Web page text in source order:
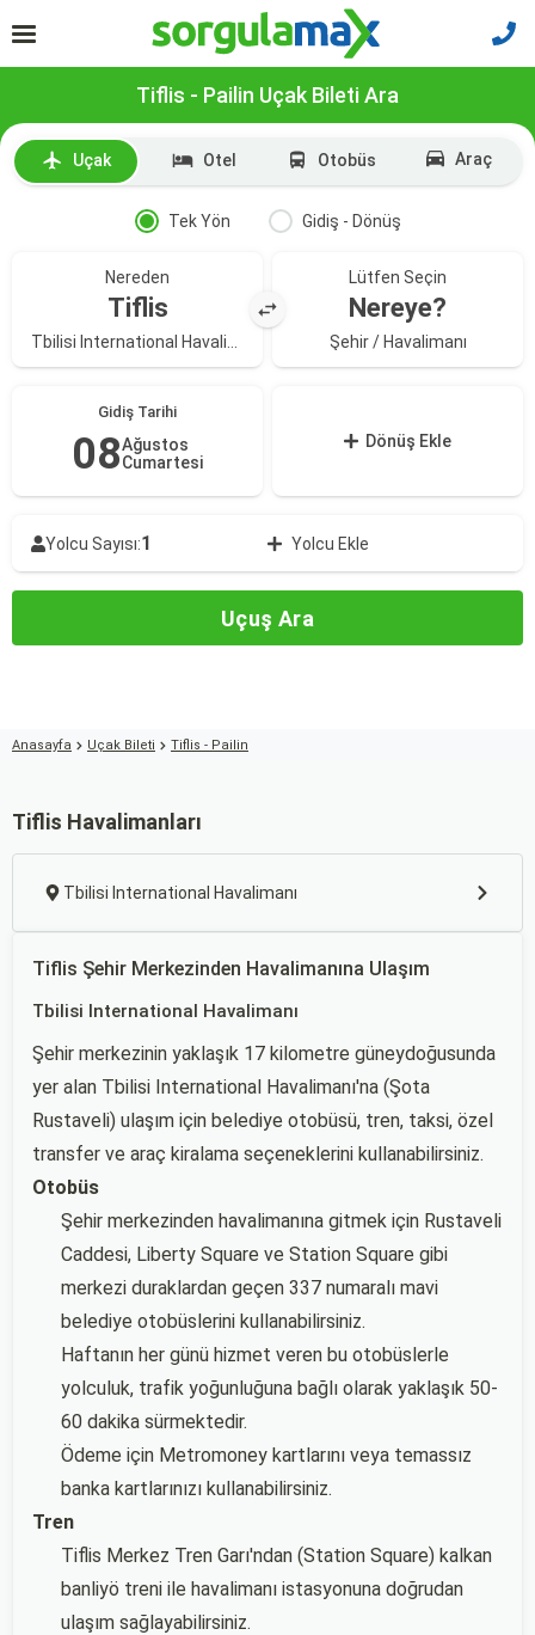
Tiflis - Pailin Uçak Bileti Ara
Uçak Otel Otobüs Araç
Tek Yön Gidiş - Dönüş
Nereden
Tiflis
Lütfen Seçin
Nereye?
Şehir / Havalimanı
Gidiş Tarihi
08Ağustos
Cumartesi
Dönüş Ekle
Yolcu Sayısı:1 Yolcu Ekle
Uçuş Ara
Anasayfa Uçak Bileti Tiflis - Pailin
Tiflis Havalimanları
Tbilisi International Havalimanı
Tiflis Şehir Merkezinden Havalimanına Ulaşım
Tbilisi International Havalimanı
Şehir merkezinin yaklaşık 17 kilometre güneydoğusunda
yer alan Tbilisi International Havalimanı'na (Şota
Rustaveli) ulaşım için belediye otobüsü, tren, taksi, özel
transfer ve araç kiralama seçeneklerini kullanabilirsiniz.
Otobüs
Şehir merkezinden havalimanına gitmek için Rustaveli
Caddesi, Liberty Square ve Station Square gibi
merkezi duraklardan geçen 337 numaralı mavi
belediye otobüslerini kullanabilirsiniz.
Haftanın her günü hizmet veren bu otobüslerle
yolculuk, trafik yoğunluğuna bağlı olarak yaklaşık 50-
60 dakika sürmektedir.
Ödeme için Metromoney kartlarını veya temassız
banka kartlarınızı kullanabilirsiniz.
Tren
Tiflis Merkez Tren Garı'ndan (Station Square) kalkan
banliyö treni ile havalimanı istasyonuna doğrudan
ulaşım sağlayabilirsiniz.